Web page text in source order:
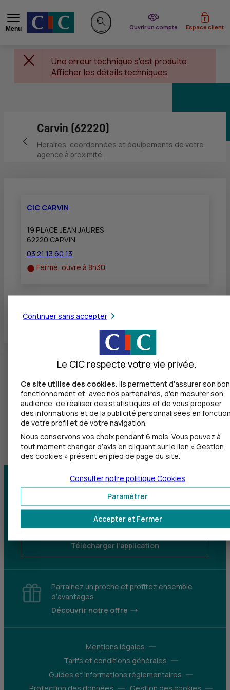
Menu
Rechercher sur le site
Ouvrir un compte
du CIC Espace client
Une erreur technique s'est produite.
Afficher les détails techniques
Retour vers la page précédente
Carvin (62220)
Horaires, coordonnées et équipements de votre
agence à proximité...
CIC CARVIN
19 PLACE JEAN JAURES
62220 CARVIN
03 21 13 60 13
Fermé, ouvre à 8h30
Toutes les localités
Centre d'aide Trouver une agence
Sourds et
Télécharger l'application
Parrainez un proche et profitez ensemble
d’avantages
Découvrir notre offre
Mentions légales
Tarifs et conditions générales
Guides et informations réglementaires
Continuer sans accepter
Le CIC respecte votre vie privée.
Ce site utilise des cookies. Ils permettent d'assurer son bon
fonctionnement et, avec nos partenaires, d'en mesurer son
audience, de réaliser des statistiques et de vous proposer
des informations et de la publicité personnalisées en
de votre profil et de votre navigation.
Nous conservons vos choix pendant 6 mois. Vous pouvez à
tout moment changer d’avis en cliquant sur le lien « Gestion
des cookies » présent en pied de page du site.
Accepter et Fermer
Paramétrer
Consulter notre politique Cookies